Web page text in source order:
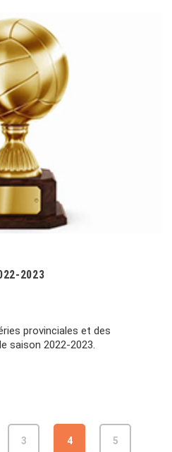
2023
provinciales et des
saison 2022-2023.
3 4 5